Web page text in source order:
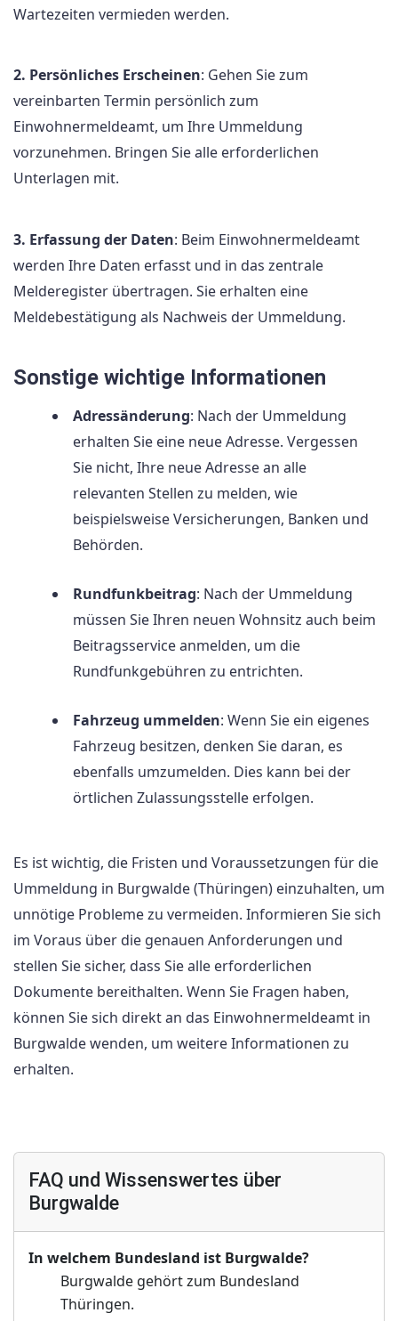
Wartezeiten vermieden werden.
2. Persönliches Erscheinen: Gehen Sie zum
vereinbarten Termin persönlich zum
Einwohnermeldeamt, um Ihre Ummeldung
vorzunehmen. Bringen Sie alle erforderlichen
Unterlagen mit.
3. Erfassung der Daten: Beim Einwohnermeldeamt
werden Ihre Daten erfasst und in das zentrale
Melderegister übertragen. Sie erhalten eine
Meldebestätigung als Nachweis der Ummeldung.
Sonstige wichtige Informationen
Adressänderung: Nach der Ummeldung
erhalten Sie eine neue Adresse. Vergessen
Sie nicht, Ihre neue Adresse an alle
relevanten Stellen zu melden, wie
beispielsweise Versicherungen, Banken und
Behörden.
Rundfunkbeitrag: Nach der Ummeldung
müssen Sie Ihren neuen Wohnsitz auch beim
Beitragsservice anmelden, um die
Rundfunkgebühren zu entrichten.
Fahrzeug ummelden: Wenn Sie ein eigenes
Fahrzeug besitzen, denken Sie daran, es
ebenfalls umzumelden. Dies kann bei der
örtlichen Zulassungsstelle erfolgen.
Es ist wichtig, die Fristen und Voraussetzungen für die
Ummeldung in Burgwalde (Thüringen) einzuhalten, um
unnötige Probleme zu vermeiden. Informieren Sie sich
im Voraus über die genauen Anforderungen und
stellen Sie sicher, dass Sie alle erforderlichen
Dokumente bereithalten. Wenn Sie Fragen haben,
können Sie sich direkt an das Einwohnermeldeamt in
Burgwalde wenden, um weitere Informationen zu
erhalten.
FAQ und Wissenswertes über
Burgwalde
In welchem Bundesland ist Burgwalde?
Burgwalde gehört zum Bundesland
Thüringen.